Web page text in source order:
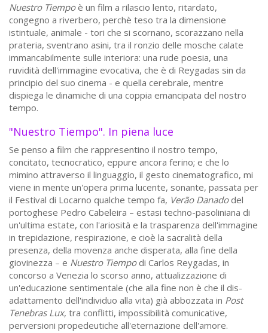
Nuestro Tiempoè un film a rilascio lento, ritardato,
congegno a riverbero, perchè teso tra la dimensione
istintuale, animale - tori che si scornano, scorazzano nella
prateria, sventrano asini, tra il ronzio delle mosche calate
immancabilmente sulle interiora: una rude poesia, una
ruvidità dell'immagine evocativa, che è di Reygadas sin da
principio del suo cinema - e quella cerebrale, mentre
dispiega le dinamiche di una coppia emancipata del nostro
tempo.
"Nuestro Tiempo". In piena luce
Se penso a film che rappresentino il nostro tempo,
concitato, tecnocratico, eppure ancora ferino; e che lo
mimino attraverso il linguaggio, il gesto cinematografico, mi
viene in mente un'opera prima lucente, sonante, passata per
il Festival di Locarno qualche tempo fa, Verão Danadodel
portoghese Pedro Cabeleira – estasi techno-pasoliniana di
un'ultima estate, con l'ariosità e la trasparenza dell'immagine
in trepidazione, respirazione, e cioè la sacralità della
presenza, della movenza anche disperata, alla fine della
giovinezza – e Nuestro Tiempodi Carlos Reygadas, in
concorso a Venezia lo scorso anno, attualizzazione di
un'educazione sentimentale (che alla fine non è che il dis-
adattamento dell'individuo alla vita) già abbozzata in Post
Tenebras Lux, tra conflitti, impossibilità comunicative,
perversioni propedeutiche all'eternazione dell'amore.